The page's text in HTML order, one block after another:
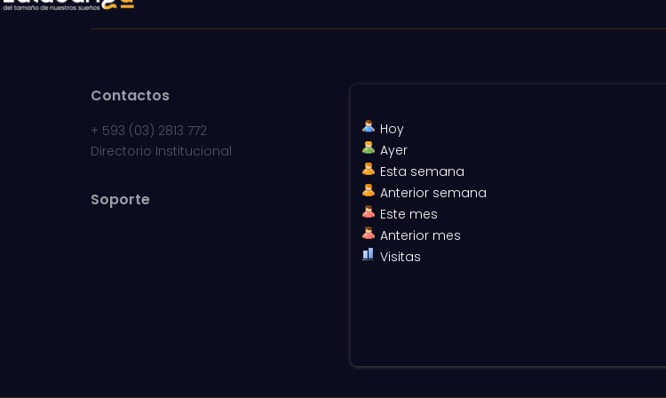
Contactos
+ 593 (03) 2813 772
Directorio Institucional
Soporte
Hoy
Ayer
Esta semana
Anterior semana
Este mes
Anterior mes
Visitas